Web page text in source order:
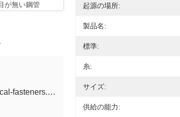
が無い鋼管
flrs@mechanical-fasteners.com
起源の場所:
製品名:
標準:
糸:
サイズ:
供給の能力: